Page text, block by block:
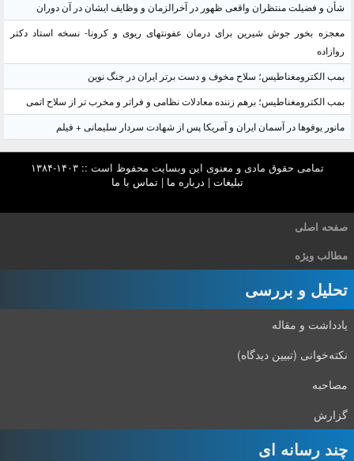
شأن و فضیلت منتظران واقعی ظهور در آخرالزمان و وظایف ایشان در آن دوران
معجزه بخور جوش شیرین برای درمان عفونتهای ریوی و کرونا- نسخه استاد دکتر
روازاده
بمب الکترومغناطیس؛ سلاح مخوف و دست برتر ایران در جنگ نوین
بمب الکترومغناطیس؛ برهم زننده معادلات نظامی و فراتر و مخرب تر از سلاح اتمی
مانور یوفوها در آسمان ایران و آمریکا پس از شهادت سردار سلیمانی + فیلم
تمامی حقوق مادی و معنوی این وبسایت محفوظ است :: ۱۴۰۳-۱۳۸۴
تبلیغات | درباره ما |تماس با ما
صفحه اصلی
مطالب ویژه
تحلیل و بررسی
یادداشت و مقاله
نکته‌خوانی (تبیین دیدگاه)
مصاحبه
گزارش
چند رسانه ای